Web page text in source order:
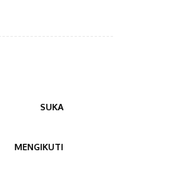
SUKA
MENGIKUTI